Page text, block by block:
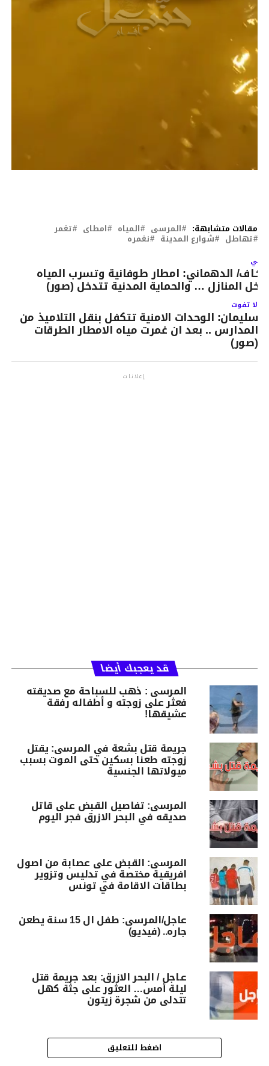
مقالات متشابهة: المرسى المياه امطاى تغمر
تهاطل شوارع المدينة نغمره
الدهماني: امطار طوفانية وتسرب المياه
المنازل … والحماية المدنية تتدخل (صور)
لا تفوت
سليمان: الوحدات الامنية تتكفل بنقل التلاميذ من
المدارس .. بعد ان غمرت مياه الامطار الطرقات
(صور)
إعلانات
قد يعجبك أيضا
المرسى : ذهب للسباحة مع صديقته
فعثر على زوجته و أطفاله رفقة
عشيقها!
جريمة قتل بشعة في المرسى: يقتل
زوجته طعنا بسكين حتى الموت بسبب
ميولاتها الجنسية
المرسى: تفاصيل القبض على قاتل
صديقه في البحر الازرق فجر اليوم
المرسى: القبض على عصابة من اصول
افريقية مختصة في تدليس وتزوير
بطاقات الاقامة في تونس
عاجل/المرسى: طفل ال 15 سنة يطعن
جاره.. (فيديو)
عـاجل / البحر الازرق: بعد جريمة قتل
ليلة أمس… العثور على جثة كهل
تتدلى من شجرة زيتون
اضغط للتعليق